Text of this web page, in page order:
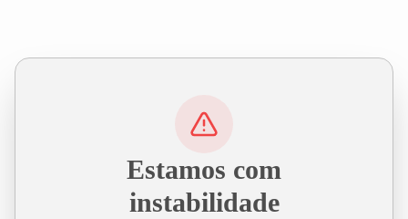
Estamos com
instabilidade